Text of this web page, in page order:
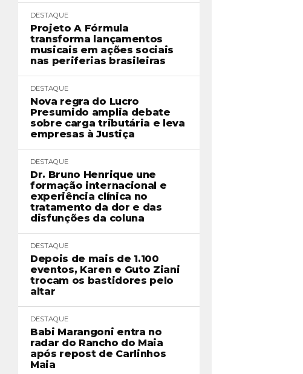
DESTAQUE
Projeto A Fórmula
transforma lançamentos
musicais em ações sociais
nas periferias brasileiras
DESTAQUE
Nova regra do Lucro
Presumido amplia debate
sobre carga tributária e leva
empresas à Justiça
DESTAQUE
Dr. Bruno Henrique une
formação internacional e
experiência clínica no
tratamento da dor e das
disfunções da coluna
DESTAQUE
Depois de mais de 1.100
eventos, Karen e Guto Ziani
trocam os bastidores pelo
altar
DESTAQUE
Babi Marangoni entra no
radar do Rancho do Maia
após repost de Carlinhos
Maia